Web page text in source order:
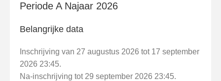
Periode A Najaar 2026
Belangrijke data
Inschrijving van 27 augustus 2026 tot 17 september
2026 23:45.
Na-inschrijving tot 29 september 2026 23:45.